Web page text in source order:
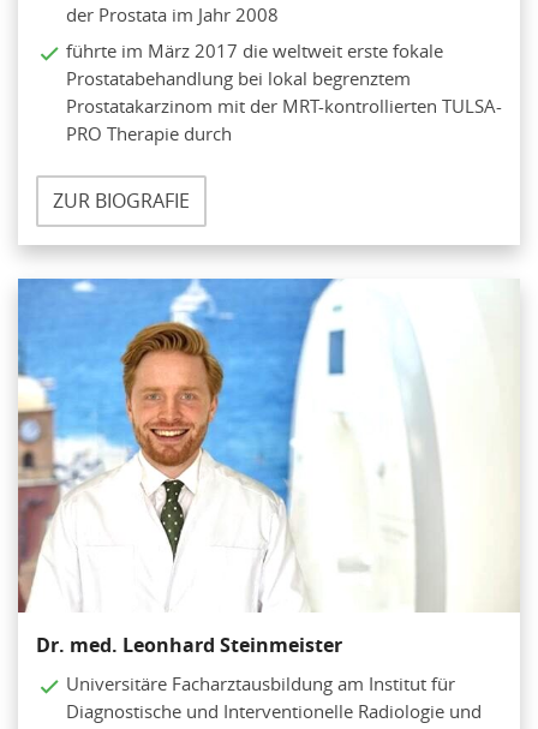
der Prostata im Jahr 2008
führte im März 2017 die weltweit erste fokale
Prostatabehandlung bei lokal begrenztem
Prostatakarzinom mit der MRT-kontrollierten TULSA-
PRO Therapie durch
ZUR BIOGRAFIE
Dr. med. Leonhard Steinmeister
Universitäre Facharztausbildung am Institut für
Diagnostische und Interventionelle Radiologie und